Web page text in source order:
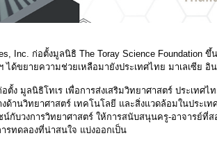
Inc. ก่อตั้งมูลนิธิ The Toray Science
ด้ขยายความช่วยเหลือมายังประเทศไทย มาเลเซีย
ตั้ง มูลนิธิโทเร เพื่อการส่งเสริมวิทยาศาสตร์ ประเทศ
ด้านวิทยาศาสตร์ เทคโนโลยี และสิ่งแวดล้อมในประ
กับวงการวิทยาศาสตร์ ให้การสนับสนุนครู-อาจารย์ที่
รทดลองที่น่าสนใจ แบ่งออกเป็น